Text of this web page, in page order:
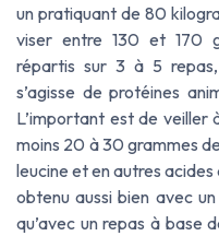
un pratiquant de 80
viser entre 130 et 170
répartis sur 3 à 5 repas,
s’agisse de protéines
L’important est de veiller
moins 20 à 30 grammes
leucine et en autres
obtenu aussi bien avec
qu’avec un repas à base